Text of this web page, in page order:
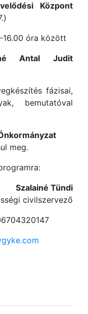
Központ
óra között
Antal Judit
fázisai,
bemutatóval
meg.
Szalainé Tündi
civilszervező